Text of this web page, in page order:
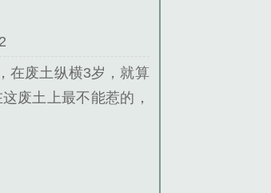
在废土纵横3岁，就算
废土上最不能惹的，